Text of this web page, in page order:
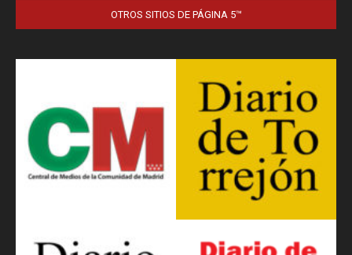
OTROS SITIOS DE PÁGINA 5™